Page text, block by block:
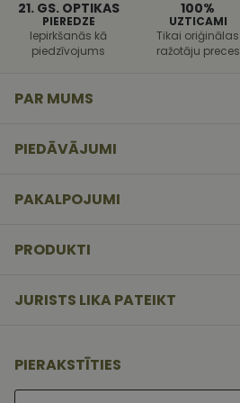
21. GS. OPTIKAS
PIEREDZE
Iepirkšanās kā
piedzīvojums
100%
UZTICAMI
Tikai oriģinālas
ražotāju preces
PAR MUMS
PIEDĀVĀJUMI
PAKALPOJUMI
PRODUKTI
JURISTS LIKA PATEIKT
PIERAKSTĪTIES